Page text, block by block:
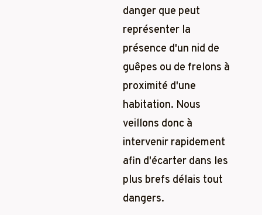
danger que peut
représenter la
présence d'un nid de
guêpes ou de frelons à
proximité d'une
habitation. Nous
veillons donc à
intervenir rapidement
afin d'écarter dans les
plus brefs délais tout
dangers.